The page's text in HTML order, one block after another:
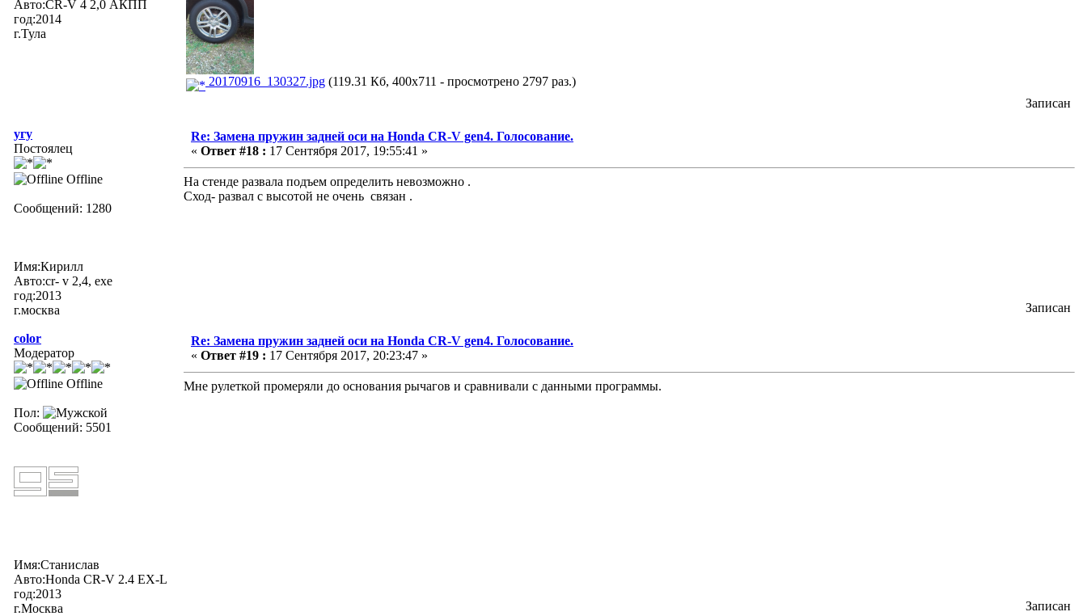
Авто:CR-V 4 2,0 АКПП
год:2014
г.Тула
20170916_130327.jpg (119.31 Кб, 400x711 - просмотрено 2797 раз.)
Записан
угу
Постоялец
Offline
Сообщений: 1280
Имя:Кирилл
Авто:cr- v 2,4, exe
год:2013
г.москва
Re: Замена пружин задней оси на Honda CR-V gen4. Голосование.
« Ответ #18 : 17 Сентября 2017, 19:55:41 »
На стенде развала подъем определить невозможно .
Сход- развал с высотой не очень связан .
Записан
color
Модератор
Offline
Пол:
Сообщений: 5501
Имя:Станислав
Авто:Honda CR-V 2.4 EX-L
год:2013
г.Москва
Re: Замена пружин задней оси на Honda CR-V gen4. Голосование.
« Ответ #19 : 17 Сентября 2017, 20:23:47 »
Мне рулеткой промеряли до основания рычагов и сравнивали с данными программы.
Записан